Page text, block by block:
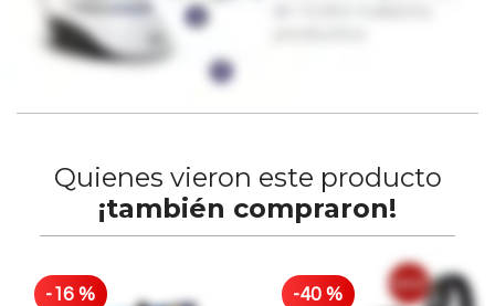
Quienes vieron este producto
¡también compraron!
-16% -40%